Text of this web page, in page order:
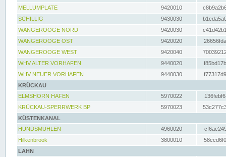
MELLUMPLATE
9420010
SCHILLIG
9430030
WANGEROOGE NORD
9420030
WANGEROOGE OST
9420020
WANGEROOGE WEST
9420040
WHV ALTER VORHAFEN
9440020
WHV NEUER VORHAFEN
9440030
KRÜCKAU
ELMSHORN HAFEN
5970022
KRÜCKAU-SPERRWERK BP
5970023
KÜSTENKANAL
HUNDSMÜHLEN
4960020
Hilkenbrook
3800010
LAHN